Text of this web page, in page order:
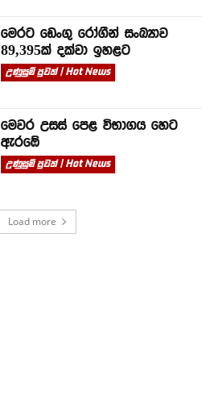
මෙරට ඩෙංගු රෝගීන් සංඛ්‍යාව
89,395ක් දක්වා ඉහළට
උණුසුම් පුවත් | Hot News
මෙවර උසස් පෙළ විභාගය හෙට
ඇරඹේ
උණුසුම් පුවත් | Hot News
Load more